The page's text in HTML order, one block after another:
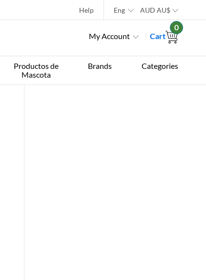
Help Eng AUD AU$
My Account Cart
0
Productos de
Mascota
Brands Categories